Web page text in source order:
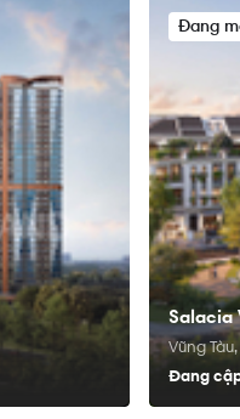
Đang
Salacia
Vũng
Đang